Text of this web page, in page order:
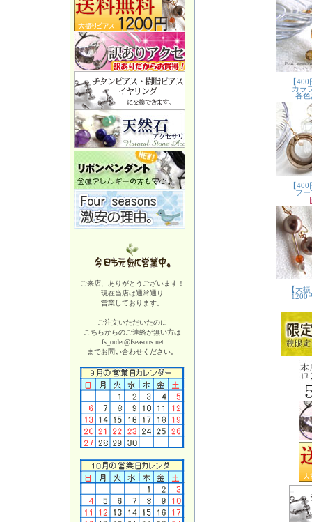
ご来店、ありがとうございます！
現在当店は通常通り
営業しております。
ご注文いただいたのに
こちらからのご連絡が無い方は
fs_order@fseasons.net
までお問い合わせください。